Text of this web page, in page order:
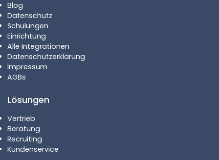
Blog
Datenschutz
Schulungen
Einrichtung
Alle Integrationen
Datenschutzerklärung
Impressum
AGBs
Lösungen
Vertrieb
Beratung
Recruiting
Kundenservice